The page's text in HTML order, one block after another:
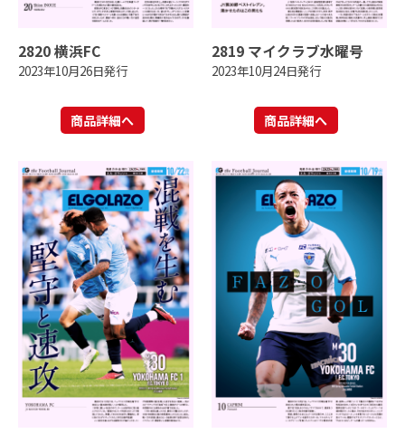
2820 横浜FC
2023年10月26日発行
商品詳細へ
2819 マイクラブ水曜号
2023年10月24日発行
商品詳細へ